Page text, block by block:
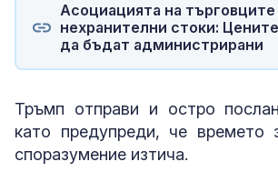
Асоциацията на търговците
нехранителни стоки:
да бъдат администрирани
Тръмп отправи и остро
като предупреди, че времето
споразумение изтича.